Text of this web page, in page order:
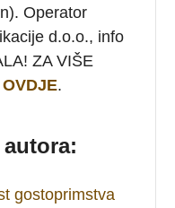
Operator
d.o.o., info
ZA VIŠE
.
gostoprimstva